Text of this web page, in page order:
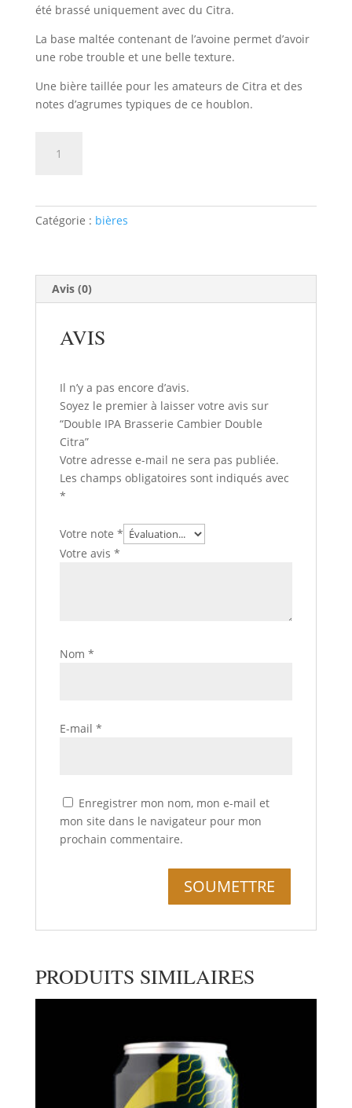
été brassé uniquement avec du Citra.
La base maltée contenant de l’avoine permet d’avoir
une robe trouble et une belle texture.
Une bière taillée pour les amateurs de Citra et des
notes d’agrumes typiques de ce houblon.
Brasserie
Cambier
Catégorie : bières
Avis (0)
AVIS
Il n’y a pas encore d’avis.
Soyez le premier à laisser votre avis sur
“Double IPA Brasserie Cambier Double
Citra”
Votre adresse e-mail ne sera pas publiée.
Les champs obligatoires sont indiqués avec
*
Votre note *
Votre avis *
Nom *
E-mail *
Enregistrer mon nom, mon e-mail et
mon site dans le navigateur pour mon
prochain commentaire.
PRODUITS SIMILAIRES